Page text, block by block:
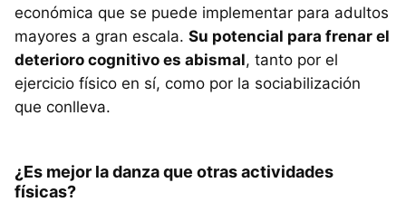
económica que se puede implementar para adultos
mayores a gran escala. Su potencial para frenar el
deterioro cognitivo es abismal, tanto por el
ejercicio físico en sí, como por la sociabilización
que conlleva.
¿Es mejor la danza que otras actividades
físicas?